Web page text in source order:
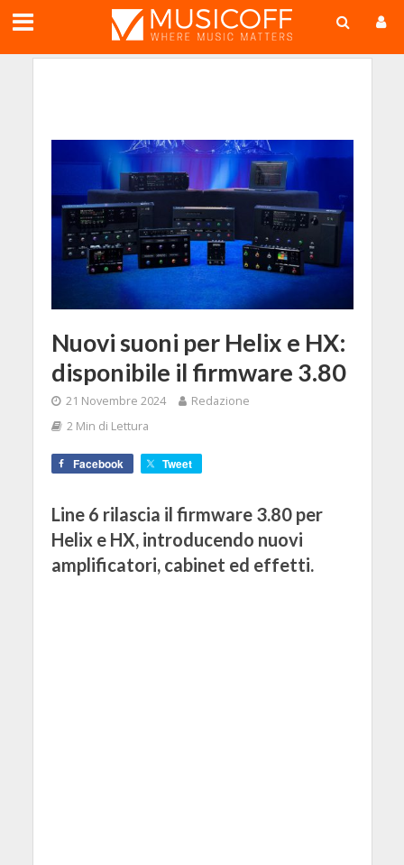
Nuovi suoni per Helix e HX:
disponibile il firmware 3.80
21 Novembre 2024
Redazione
2 Min di Lettura
Facebook Tweet
Line 6 rilascia il firmware 3.80 per
Helix e HX, introducendo nuovi
amplificatori, cabinet ed effetti.